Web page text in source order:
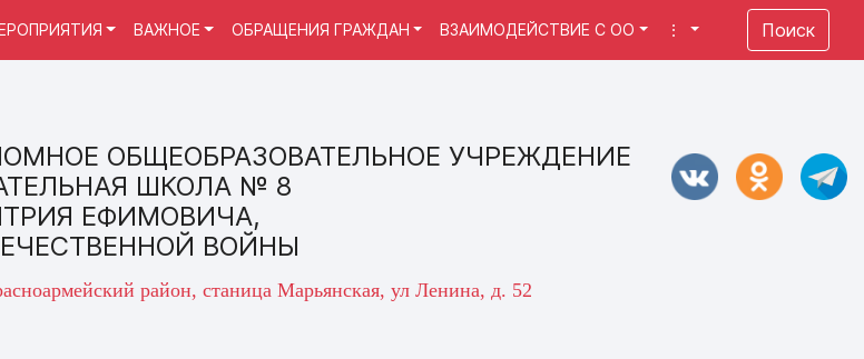
ОБЩЕОБРАЗОВАТЕЛЬНОЕ УЧРЕЖДЕНИЕ
ШКОЛА № 8
ЕФИМОВИЧА,
ВОЙНЫ
район, станица Марьянская, ул Ленина, д. 52
ВАЖНОЕ ОБРАЩЕНИЯ ГРАЖДАН ВЗАИМОДЕЙСТВИЕ С ОО ⋮ Поиск